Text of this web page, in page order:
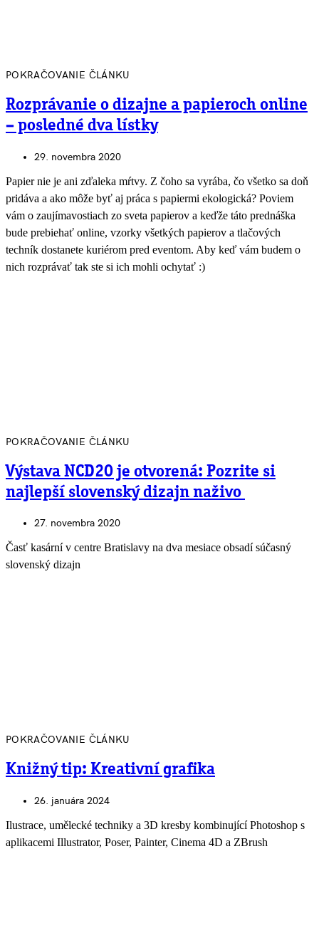
POKRAČOVANIE ČLÁNKU
Rozprávanie o dizajne a papieroch online
– posledné dva lístky
29. novembra 2020
Papier nie je ani zďaleka mŕtvy. Z čoho sa vyrába, čo všetko sa doň
pridáva a ako môže byť aj práca s papiermi ekologická? Poviem
vám o zaujímavostiach zo sveta papierov a keďže táto prednáška
bude prebiehať online, vzorky všetkých papierov a tlačových
techník dostanete kuriérom pred eventom. Aby keď vám budem o
nich rozprávať tak ste si ich mohli ochytať :)
POKRAČOVANIE ČLÁNKU
Výstava NCD20 je otvorená: Pozrite si
najlepší slovenský dizajn naživo
27. novembra 2020
Časť kasární v centre Bratislavy na dva mesiace obsadí súčasný
slovenský dizajn
POKRAČOVANIE ČLÁNKU
Knižný tip: Kreativní grafika
26. januára 2024
Ilustrace, umělecké techniky a 3D kresby kombinující Photoshop s
aplikacemi Illustrator, Poser, Painter, Cinema 4D a ZBrush